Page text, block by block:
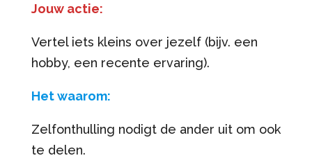
Jouw actie:
Vertel iets kleins over jezelf (bijv. een
hobby, een recente ervaring).
Het waarom:
Zelfonthulling nodigt de ander uit om ook
te delen.